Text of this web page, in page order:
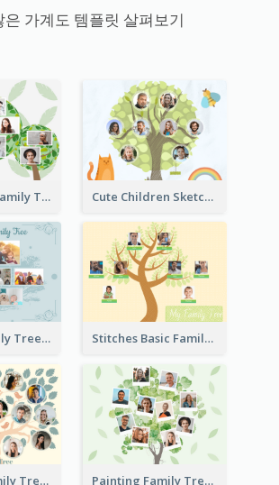
은 가계도 템플릿 살펴보기
Circle Tree Family Tree Cute Children Sketch Family Tree
Elegant Family Tree Stitches Basic Family Tree
Big Tree Family Tree Painting Family Tree